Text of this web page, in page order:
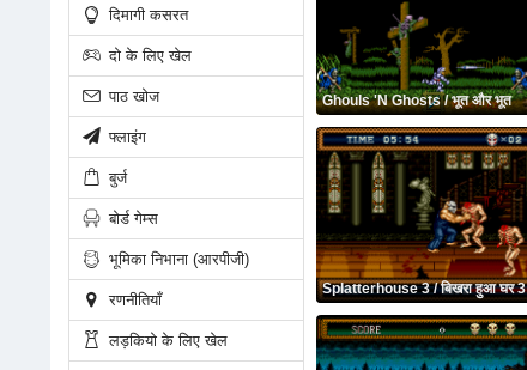
दिमागी कसरत
दो के लिए खेल
पाठ खोज
फ्लाइंग
बुर्ज
बोर्ड गेम्स
भूमिका निभाना (आरपीजी)
रणनीतियाँ
लड़कियो के लिए खेल
Ghouls 'N Ghosts / भूत और भूत
Splatterhouse 3 / बिखरा हुआ घर 3